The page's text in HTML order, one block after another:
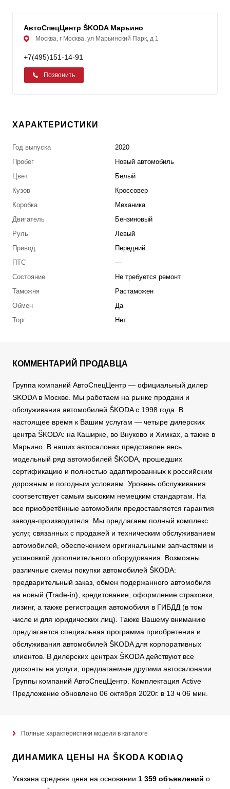
АвтоСпецЦентр ŠKODA Марьино
Москва, г Москва, ул Марьинский Парк, д 1
+7(495)151-14-91
Позвонить
ХАРАКТЕРИСТИКИ
Год выпуска
2020
Пробег
Новый автомобиль
Цвет
Белый
Кузов
Кроссовер
Коробка
Механика
Двигатель
Бензиновый
Руль
Левый
Привод
Передний
ПТС
---
Состояние
Не требуется ремонт
Таможня
Растаможен
Обмен
Да
Торг
Нет
КОММЕНТАРИЙ ПРОДАВЦА
Группа компаний АвтоСпецЦентр — официальный дилер
SKODA в Москве. Мы работаем на рынке продажи и
обслуживания автомобилей ŠKODA с 1998 года. В
настоящее время к Вашим услугам — четыре дилерских
центра ŠKODA: на Каширке, во Внуково и Химках, а также в
Марьино. В наших автосалонах представлен весь
модельный ряд автомобилей ŠKODA, прошедших
сертификацию и полностью адаптированных к российским
дорожным и погодным условиям. Уровень обслуживания
соответствует самым высоким немецким стандартам. На
все приобретённые автомобили предоставляется гарантия
завода-производителя. Мы предлагаем полный комплекс
услуг, связанных с продажей и техническим обслуживанием
автомобилей, обеспечением оригинальными запчастями и
установкой дополнительного оборудования. Возможны
различные схемы покупки автомобилей ŠKODA:
предварительный заказ, обмен подержанного автомобиля
на новый (Trade-in), кредитование, оформление страховки,
лизинг, а также регистрация автомобиля в ГИБДД (в том
числе и для юридических лиц). Также Вашему вниманию
предлагается специальная программа приобретения и
обслуживания автомобилей ŠKODA для корпоративных
клиентов. В дилерских центрах ŠKODA действуют все
дисконты на услуги, предлагаемые другими автосалонами
Группы компаний АвтоСпецЦентр. Комплектация Active
Предложение обновлено 06 октября 2020г. в 13 ч 06 мин.
Полные характеристики модели в каталоге
ДИНАМИКА ЦЕНЫ НА ŠKODA KODIAQ
Указана средняя цена на основании 1 359 объявлений о